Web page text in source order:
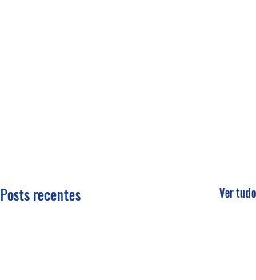
Posts recentes Ver tudo